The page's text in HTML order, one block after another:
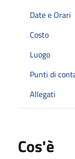
Date e Orari
Costo
Luogo
Punti di
Allegati
Cos'è